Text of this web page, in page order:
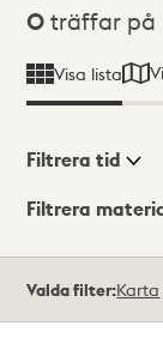
Sökresultat
0 träffar på
Visa lista
Visningsläge
Filtrera tid
Filtrera
träffar
Valda filter:Karta